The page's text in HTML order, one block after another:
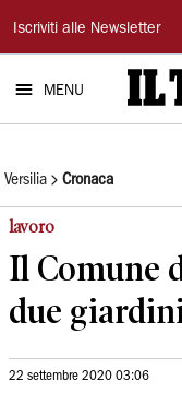
Il
Tirreno
Iscriviti alle Newsletter
MENU
Versilia Cronaca
lavoro
Il Comune
due
22 settembre 2020 03:06